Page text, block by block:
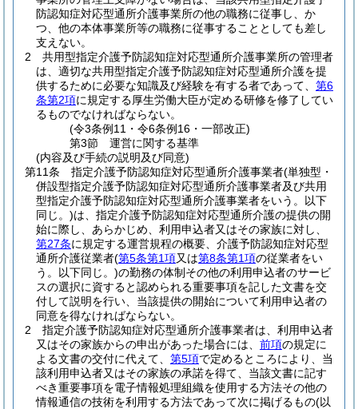
防認知症対応型通所介護事業所の他の職務に従事し、か
つ、他の本体事業所等の職務に従事することとしても差し
支えない。
2
共用型指定介護予防認知症対応型通所介護事業所の管理者
は、適切な共用型指定介護予防認知症対応型通所介護を提
供するために必要な知識及び経験を有する者であって、 第6
条第2項に規定する厚生労働大臣が定める研修を修了してい
るものでなければならない。
(令3条例11・令6条例16・一部改正)
第3節
運営に関する基準
(内容及び手続の説明及び同意)
第11条
指定介護予防認知症対応型通所介護事業者(単独型・
併設型指定介護予防認知症対応型通所介護事業者及び共用
型指定介護予防認知症対応型通所介護事業者をいう。以下
同じ。)は、指定介護予防認知症対応型通所介護の提供の開
始に際し、あらかじめ、利用申込者又はその家族に対し、
第27条に規定する運営規程の概要、介護予防認知症対応型
通所介護従業者(第5条第1項又は第8条第1項の従業者をい
う。以下同じ。)の勤務の体制その他の利用申込者のサービ
スの選択に資すると認められる重要事項を記した文書を交
付して説明を行い、当該提供の開始について利用申込者の
同意を得なければならない。
2
指定介護予防認知症対応型通所介護事業者は、利用申込者
又はその家族からの申出があった場合には、 前項の規定に
よる文書の交付に代えて、 第5項で定めるところにより、当
該利用申込者又はその家族の承諾を得て、当該文書に記す
べき重要事項を電子情報処理組織を使用する方法その他の
情報通信の技術を利用する方法であって次に掲げるもの(以